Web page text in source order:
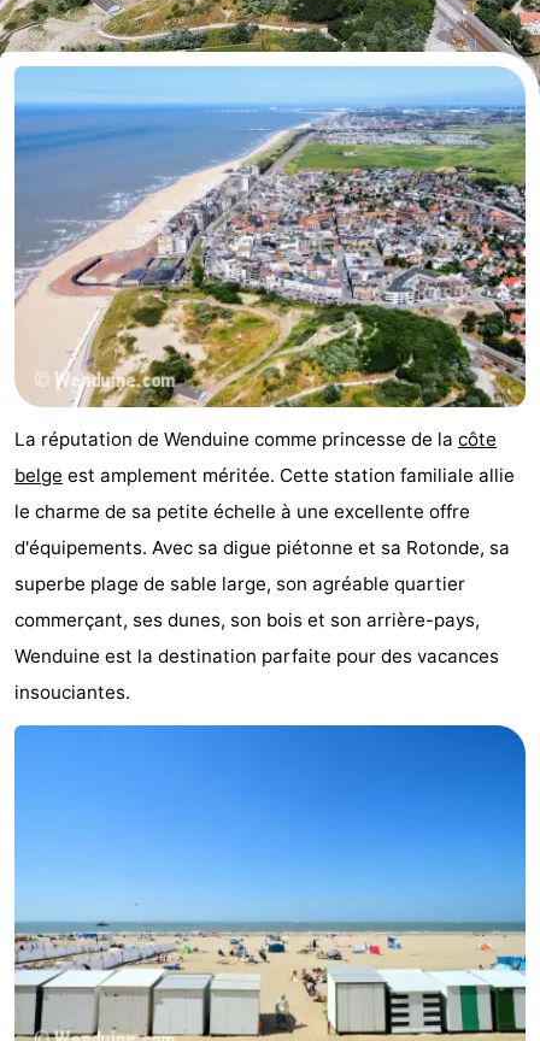
d'hôtes
Chaumières
Beachside
-
Blankenberger
Duinen
Center
Parcs
Haan
Hôtels
Last
minutes
Plages
Voir
et
faire
Lieux
d'intérêt
-
Musées
Monuments
-
Points
de
Attractions
-
de
jeux
Aires
de
-
Bowling
La réputation de Wenduine comme princesse de la côte
belge est amplement méritée. Cette station familiale allie
le charme de sa petite échelle à une excellente offre
d'équipements. Avec sa digue piétonne et sa Rotonde, sa
superbe plage de sable large, son agréable quartier
commerçant, ses dunes, son bois et son arrière-pays,
Wenduine est la destination parfaite pour des vacances
insouciantes.